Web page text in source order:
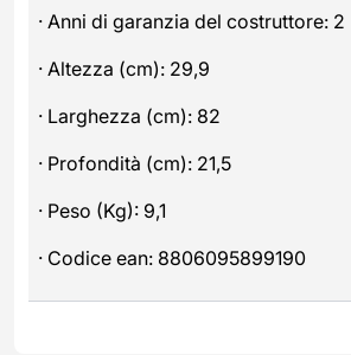
· Anni di garanzia del costruttore: 2
· Altezza (cm): 29,9
· Larghezza (cm): 82
· Profondità (cm): 21,5
· Peso (Kg): 9,1
· Codice ean: 8806095899190